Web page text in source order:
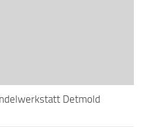
Detmold